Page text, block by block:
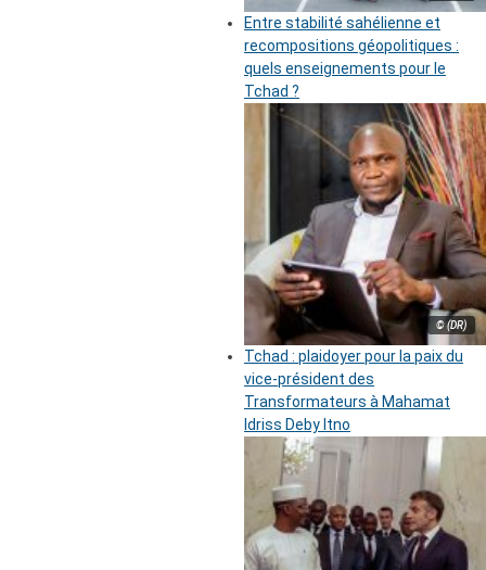
Entre stabilité sahélienne et
recompositions géopolitiques :
quels enseignements pour le
Tchad ?
© (DR)
Tchad : plaidoyer pour la paix du
vice-président des
Transformateurs à Mahamat
Idriss Deby Itno